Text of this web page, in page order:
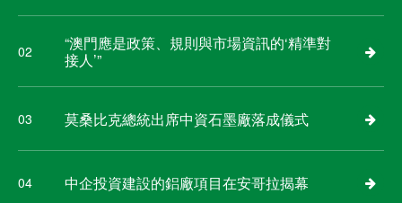
02
“澳門應是政策、規則與市場資訊的‘精準對
接人’”
03 莫桑比克總統出席中資石墨廠落成儀式
04 中企投資建設的鋁廠項目在安哥拉揭幕